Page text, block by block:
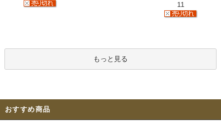
11
もっと見る
おすすめ商品